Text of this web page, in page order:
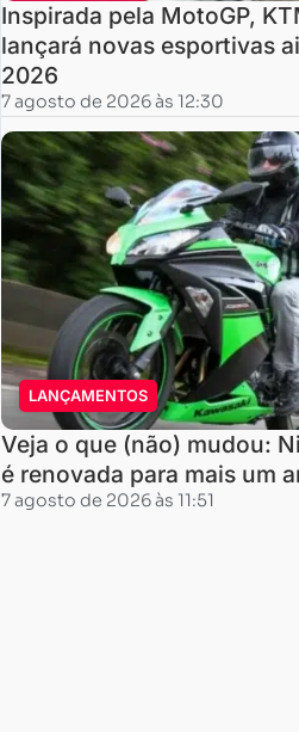
Inspirada pela MotoGP,
lançará novas esportivas
2026
7 agosto de 2026 às 12:30
LANÇAMENTOS
Veja o que (não) mudou:
é renovada para mais um
7 agosto de 2026 às 11:51